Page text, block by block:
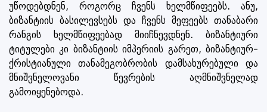
უწოდებდნენ, როგორც ჩვენს ხელმწიფეებს. ანუ,
ბიზანტიის ბასილევსებს და ჩვენს მეფეებს თანაბარი
რანგის ხელმწიფეებად მიიჩნევდნენ. ბიზანტიური
ტიტულები კი ბიზანტიის იმპერიის გარეთ, ბიზანტიურ-
ქრისტიანული თანამეგობრობის დამსახურებული და
მნიშვნელოვანი წევრების აღმნიშვნელად
გამოიყენებოდა.